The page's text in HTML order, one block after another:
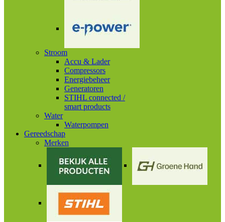
Stroom
Accu & Lader
Compressors
Energiebeheer
Generatoren
STIHL connected /
smart products
Water
Waterpompen
Gereedschap
Merken